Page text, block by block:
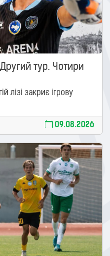
Другий тур. Чотири
лізі закриє ігрову
09.08.2026